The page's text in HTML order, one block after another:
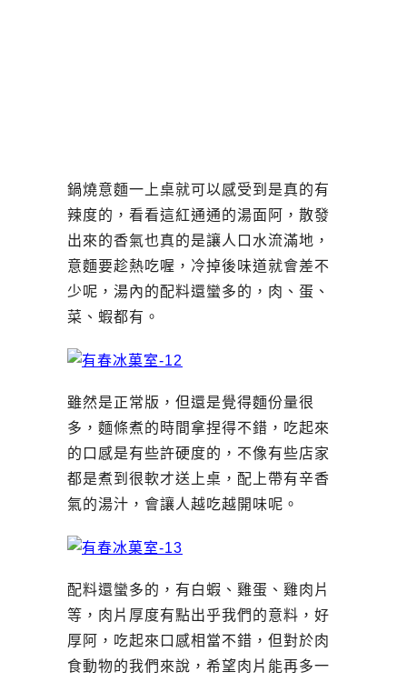
鍋燒意麵一上桌就可以感受到是真的有
辣度的，看看這紅通通的湯面阿，散發
出來的香氣也真的是讓人口水流滿地，
意麵要趁熱吃喔，冷掉後味道就會差不
少呢，湯內的配料還蠻多的，肉、蛋、
菜、蝦都有。
雖然是正常版，但還是覺得麵份量很
多，麵條煮的時間拿捏得不錯，吃起來
的口感是有些許硬度的，不像有些店家
都是煮到很軟才送上桌，配上帶有辛香
氣的湯汁，會讓人越吃越開味呢。
配料還蠻多的，有白蝦、雞蛋、雞肉片
等，肉片厚度有點出乎我們的意料，好
厚阿，吃起來口感相當不錯，但對於肉
食動物的我們來說，希望肉片能再多一